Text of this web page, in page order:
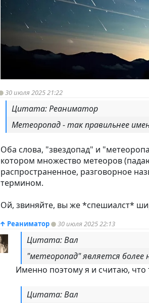
30 июля 2025 21:22
Цитата: Реаниматор
Метеоропад - так правильнее
Оба слова, "звездопад" и
котором множество метеоров
распространенное, разговорное
термином.
Ой, звиняйте, вы же *спешиалст*
↑ Реаниматор 30 июля 2025 22:13
Цитата: Вал
"метеоропад" является
Именно поэтому я и считаю, что
Цитата: Вал